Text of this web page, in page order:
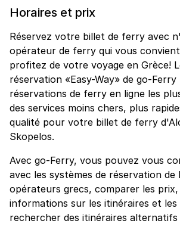
Horaires et prix
Réservez votre billet de ferry avec
opérateur de ferry qui vous
profitez de votre voyage en Grèce!
réservation «Easy-Way» de go-
réservations de ferry en ligne les
des services moins chers, plus
qualité pour votre billet de ferry
Skopelos.
Avec go-Ferry, vous pouvez vous
avec les systèmes de réservation de
opérateurs grecs, comparer les
informations sur les itinéraires et les
rechercher des itinéraires